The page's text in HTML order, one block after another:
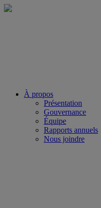
Aller
À propos
Présentation
Gouvernance
Équipe
Rapports annuels
Nous joindre